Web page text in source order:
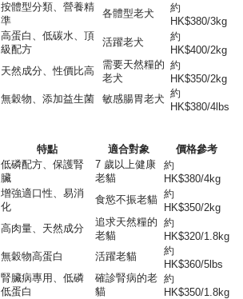
按體型分類、營養精
準
各體型老犬
約
HK$380/3kg
高蛋白、低碳水、頂
級配方
活躍老犬
約
HK$400/2kg
天然成分、性價比高
需要天然糧的
老犬
約
HK$350/2kg
無穀物、添加益生菌 敏感腸胃老犬 約
HK$380/4lbs
特點 適合對象
價格參考
低磷配方、保護腎
臟
7 歲以上健康
老貓
約
HK$380/4kg
增強適口性、易消
化
食慾不振老貓 約
HK$350/2kg
高肉量、天然成分
追求天然糧的
老貓
約
HK$320/1.8kg
無穀物高蛋白 活躍老貓
約
HK$360/5lbs
腎臟病專用、低磷
低蛋白
確診腎病的老
貓
約
HK$350/1.8kg